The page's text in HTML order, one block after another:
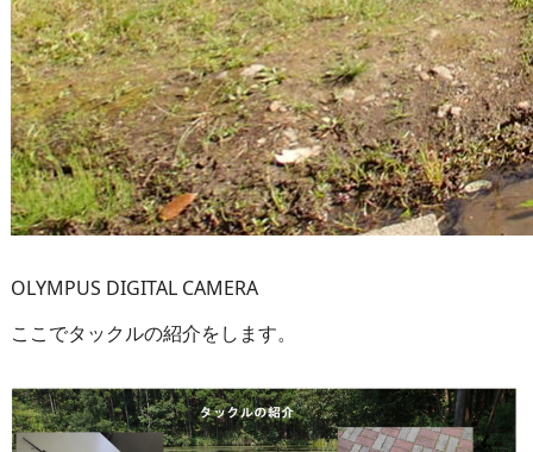
OLYMPUS DIGITAL CAMERA
ここでタックルの紹介をします。